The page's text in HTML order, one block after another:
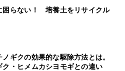
困らない！ 培養土をリサイクル
ギクの効果的な駆除方法とは。
ク・ヒメムカシヨモギとの違い